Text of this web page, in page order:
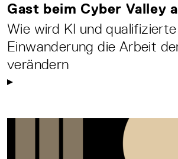
Gast beim Cyber Valley
Wie wird KI und qualifizierte
Einwanderung die Arbeit
verändern